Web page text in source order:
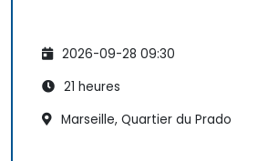
2026-09-28 09:30
21 heures
Marseille, Quartier du Prado